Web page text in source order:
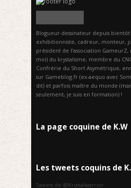
Blogueur-dessinateur depuis bientôt
exhibitionniste, cadreur, monteur,
président de l’association GameurZ,
moi) du krystalisme, membre du
Confrérie du Short Asymétrique,
sur Gameblog.fr (ex-aequo avec
dit) et parfois maître du monde
seulement, je suis en formation) !
La page coquine de K.W
Les tweets coquins de
Tweets de @Krystalwarrior